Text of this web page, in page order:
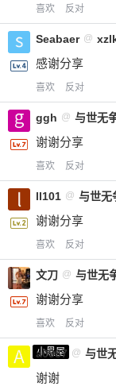
喜欢 反对
Seabaer @
感谢分享
喜欢 反对
ggh @ 与世无
谢谢分享
喜欢 反对
ll101 @ 与世无
谢谢分享
喜欢 反对
文刀 @ 与世无
谢谢分享
喜欢 反对
小黑屋
a0987 @ 与世
谢谢